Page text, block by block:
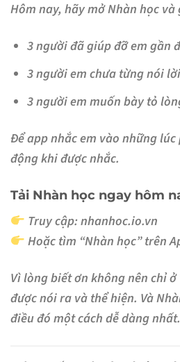
Hôm nay, hãy mở Nhàn học
3 người đã giúp đỡ em gần
3 người em chưa từng nói
3 người em muốn bày tỏ
Để app nhắc em vào những
động khi được nhắc.
Tải Nhàn học ngay hôm
Truy cập:nhanhoc.io.vn
Hoặc tìm “Nhàn học” trên
Vì lòng biết ơn không nên chỉ
được nói ra và thể hiện. Và
điều đó một cách dễ dàng nhất.